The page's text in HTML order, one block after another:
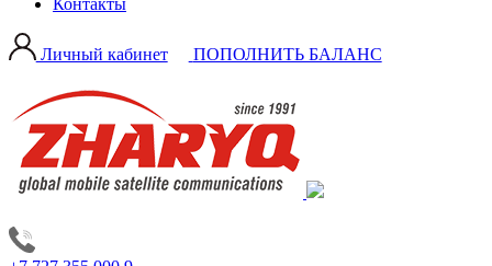
Контакты
Личный кабинет ПОПОЛНИТЬ БАЛАНС